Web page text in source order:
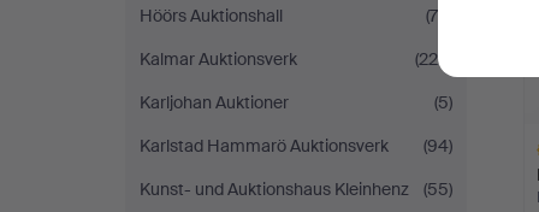
Höörs Auktionshall
(79)
Kalmar Auktionsverk
(225)
Karljohan Auktioner
(5)
Karlstad Hammarö Auktionsverk
(94)
Kunst- und Auktionshaus Kleinhenz
(55)